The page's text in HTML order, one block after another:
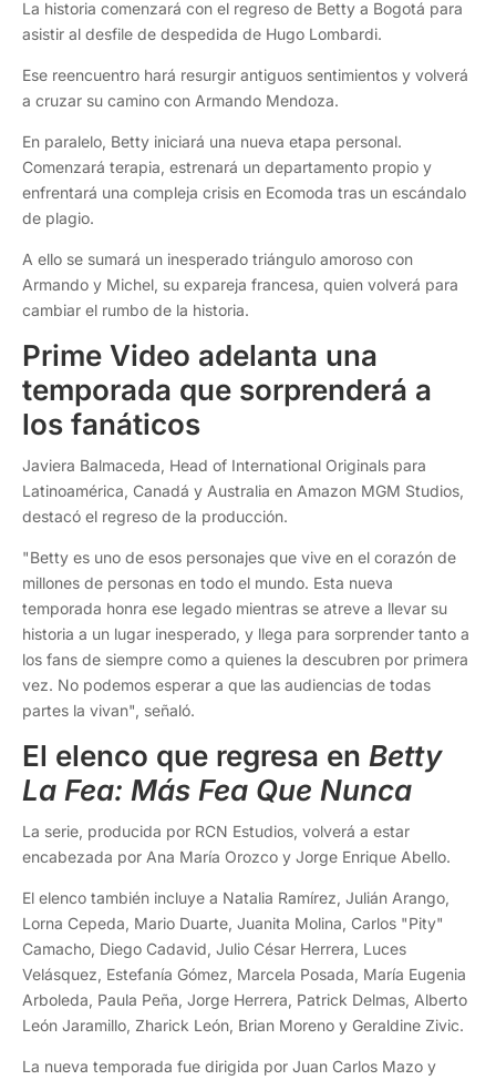
La historia comenzará con el regreso de Betty a Bogotá para
asistir al desfile de despedida de Hugo Lombardi.
Ese reencuentro hará resurgir antiguos sentimientos y volverá
a cruzar su camino con Armando Mendoza.
En paralelo, Betty iniciará una nueva etapa personal.
Comenzará terapia, estrenará un departamento propio y
enfrentará una compleja crisis en Ecomoda tras un escándalo
de plagio.
A ello se sumará un inesperado triángulo amoroso con
Armando y Michel, su expareja francesa, quien volverá para
cambiar el rumbo de la historia.
Prime Video adelanta una
temporada que sorprenderá a
los fanáticos
Javiera Balmaceda, Head of International Originals para
Latinoamérica, Canadá y Australia en Amazon MGM Studios,
destacó el regreso de la producción.
"Betty es uno de esos personajes que vive en el corazón de
millones de personas en todo el mundo. Esta nueva
temporada honra ese legado mientras se atreve a llevar su
historia a un lugar inesperado, y llega para sorprender tanto a
los fans de siempre como a quienes la descubren por primera
vez. No podemos esperar a que las audiencias de todas
partes la vivan", señaló.
El elenco que regresa en Betty
La Fea: Más Fea Que Nunca
La serie, producida por RCN Estudios, volverá a estar
encabezada por Ana María Orozco y Jorge Enrique Abello.
El elenco también incluye a Natalia Ramírez, Julián Arango,
Lorna Cepeda, Mario Duarte, Juanita Molina, Carlos "Pity"
Camacho, Diego Cadavid, Julio César Herrera, Luces
Velásquez, Estefanía Gómez, Marcela Posada, María Eugenia
Arboleda, Paula Peña, Jorge Herrera, Patrick Delmas, Alberto
León Jaramillo, Zharick León, Brian Moreno y Geraldine Zivic.
La nueva temporada fue dirigida por Juan Carlos Mazo y